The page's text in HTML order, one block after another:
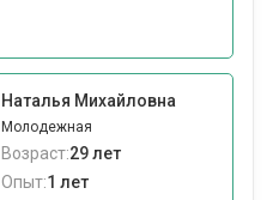
Наталья Михайловна
Молодежная
Возраст:29 лет
Опыт:1 лет